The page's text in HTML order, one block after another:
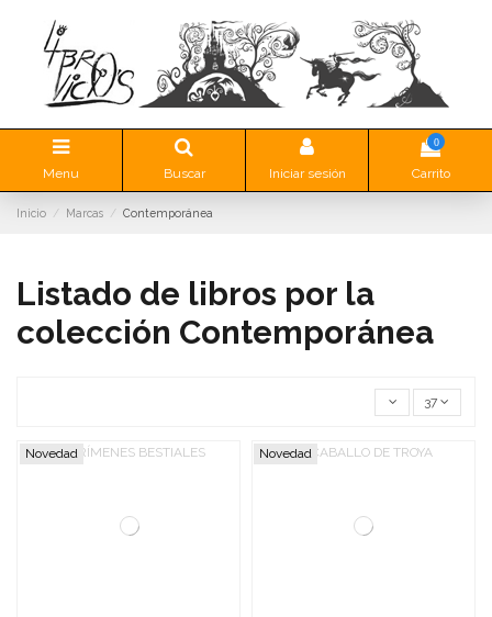
Menu Buscar Iniciar sesión
0
Carrito
Inicio Marcas Contemporánea
Listado de libros por la
colección Contemporánea
37
Novedad Novedad